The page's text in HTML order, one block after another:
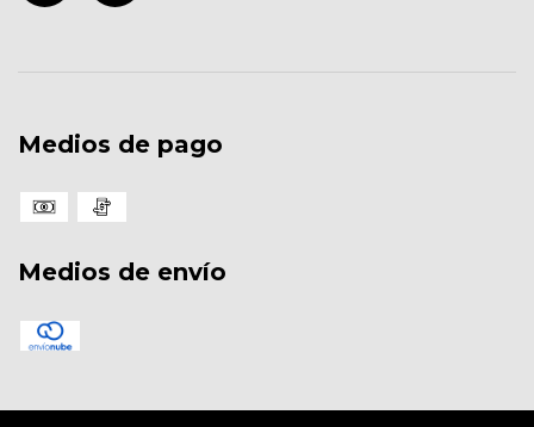
Medios de pago
Medios de envío